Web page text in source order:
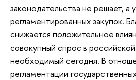
законодательства не решает, а
регламентированных закупок.
снижается положительное
совокупный спрос в
необходимый сегодня. В
регламентации